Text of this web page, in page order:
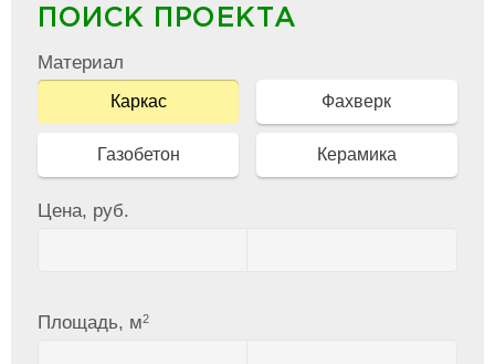
ПОИСК ПРОЕКТА
Материал
Каркас Фахверк
Газобетон Керамика
Цена, руб.
Площадь, м2